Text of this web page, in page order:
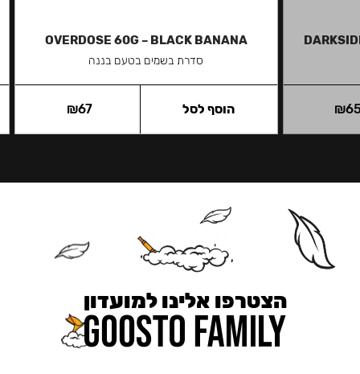
₪
OVERDOSE 60G – BLACK BANANA
סדרת בשמים בטעם בננה
₪67 הוסף לסל
הצטרפו אלינו למועדון